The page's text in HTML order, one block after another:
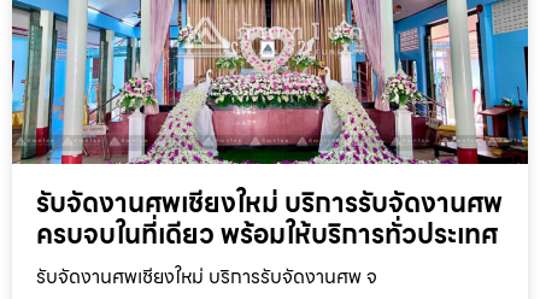
รับจัดงานศพเชียงใหม่ บริการรับจัดงานศพ
ครบจบในที่เดียว พร้อมให้บริการทั่วประเทศ
รับจัดงานศพเชียงใหม่ บริการรับจัดงานศพ จ